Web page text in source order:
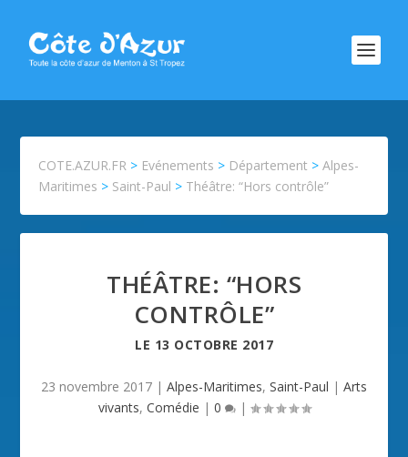
COTE.AZUR.FR > Evénements > Département >Alpes-
Maritimes > Saint-Paul > Théâtre: “Hors contrôle”
THÉÂTRE: “HORS
CONTRÔLE”
LE 13 OCTOBRE 2017
23 novembre 2017 | Alpes-Maritimes, Saint-Paul | Arts
vivants, Comédie | 0 |